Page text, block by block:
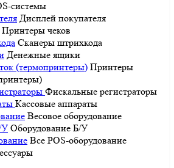
системы
Дисплей покупателя
Принтеры чеков
Сканеры штрихкода
Денежные ящики
(термопринтеры) Принтеры
Фискальные регистраторы
Кассовые аппараты
Весовое оборудование
У Оборудование Б/У
Все POS-оборудование